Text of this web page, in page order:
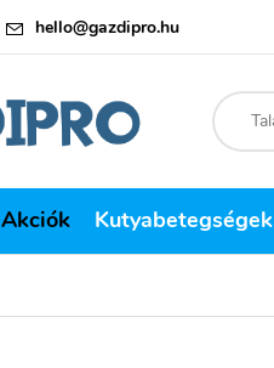
hello@gazdipro.hu
Akciók Kutyabetegségek